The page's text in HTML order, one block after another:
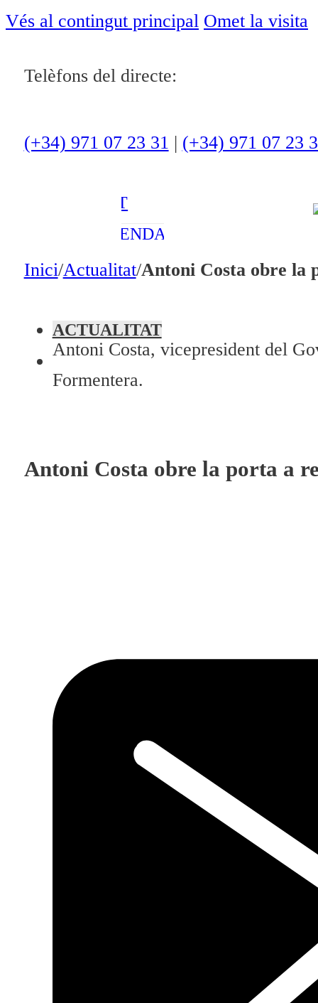
Vés al contingut principal Omet la visita
Telèfons del directe:
(+34) 971 07 23 31 | (+34) 971 07 23
ACTUALITAT
OCI
ENTREVISTES
AMBIENT
AGENDA
En directe
Programació
Qui som?
Fes-te'n soci!
Inici/Actualitat/Antoni Costa obre la
Antoni Costa, vicepresident del
Formentera.
ACTUALITAT
Antoni Costa obre la porta a